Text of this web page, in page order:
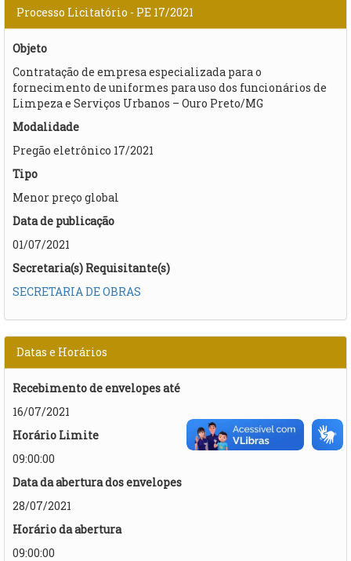
Processo Licitatório - PE 17/2021
Objeto
Contratação de empresa especializada para o
fornecimento de uniformes para uso dos funcionários de
Limpeza e Serviços Urbanos – Ouro Preto/MG
Modalidade
Pregão eletrônico 17/2021
Tipo
Menor preço global
Data de publicação
01/07/2021
Secretaria(s) Requisitante(s)
SECRETARIA DE OBRAS
Datas e Horários
Recebimento de envelopes até
16/07/2021
Horário Limite
09:00:00
Data da abertura dos envelopes
28/07/2021
Horário da abertura
09:00:00